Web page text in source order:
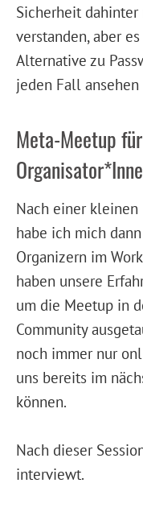
Sicherheit
verstanden, aber
Alternative zu
jeden Fall
Meta-Meetup
Nach einer kleinen
habe ich mich
Organizern im
haben unsere
um die Meetup in
Community
noch immer nur
uns bereits im
können.
Nach dieser
interviewt.